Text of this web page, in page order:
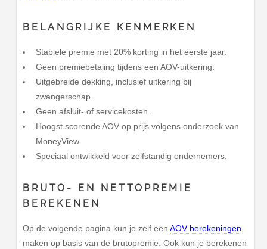
BELANGRIJKE KENMERKEN
Stabiele premie met 20% korting in het eerste jaar.
Geen premiebetaling tijdens een AOV-uitkering.
Uitgebreide dekking, inclusief uitkering bij
zwangerschap.
Geen afsluit- of servicekosten.
Hoogst scorende AOV op prijs volgens onderzoek van
MoneyView.
Speciaal ontwikkeld voor zelfstandig ondernemers.
BRUTO- EN NETTOPREMIE
BEREKENEN
Op de volgende pagina kun je zelf eenAOV berekeningen
maken op basis van de brutopremie. Ook kun je berekenen